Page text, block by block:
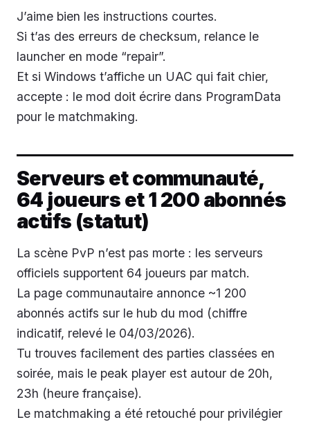
J’aime bien les instructions courtes.
Si t’as des erreurs de checksum, relance le
launcher en mode “repair”.
Et si Windows t’affiche un UAC qui fait chier,
accepte : le mod doit écrire dans ProgramData
pour le matchmaking.
Serveurs et communauté,
64 joueurs et 1 200 abonnés
actifs (statut)
La scène PvP n’est pas morte : les serveurs
officiels supportent 64 joueurs par match.
La page communautaire annonce ~1 200
abonnés actifs sur le hub du mod (chiffre
indicatif, relevé le 04/03/2026).
Tu trouves facilement des parties classées en
soirée, mais le peak player est autour de 20h,
23h (heure française).
Le matchmaking a été retouché pour privilégier